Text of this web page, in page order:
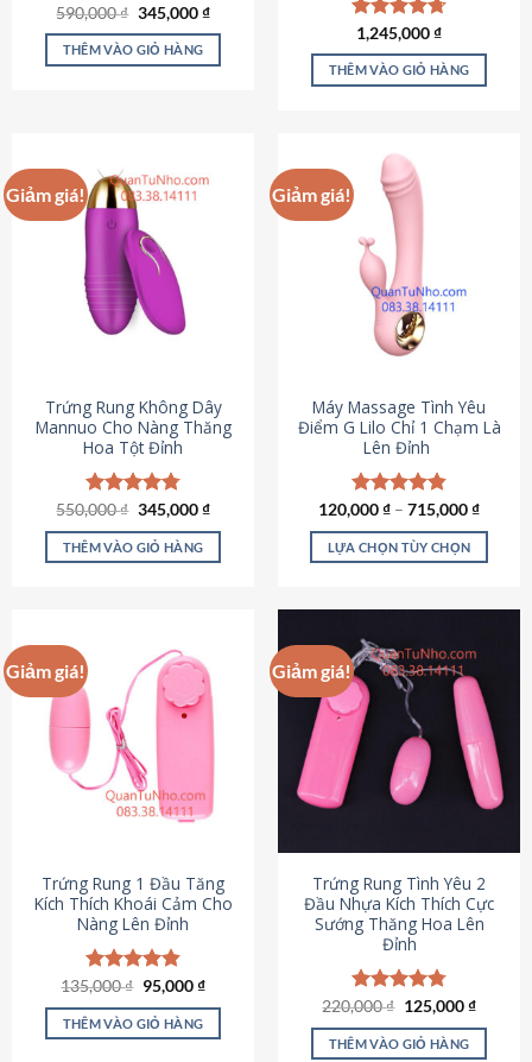
Được xếp
hạng4.79
5 sao
590,000₫ Giá
là:
590,000 ₫.
345,000₫Giá
tại
345,000 ₫.
THÊM VÀO GIỎ HÀNG
Được xếp
hạng4.73
5 sao
1,245,000₫
THÊM VÀO GIỎ HÀNG
Giảm giá!
Trứng Rung Không Dây
Mannuo Cho Nàng Thăng
Hoa Tột Đỉnh
Được xếp
hạng4.81
5 sao
550,000₫ Giá
là:
550,000 ₫.
345,000₫Giá
tại
THÊM VÀO GIỎ HÀNG
Giảm giá!
Máy Massage Tình Yêu
Điểm G Lilo Chỉ 1 Chạm Là
Lên Đỉnh
Được xếp
hạng4.85
5 sao
120,000₫ – 715,000₫
LỰA CHỌN TÙY CHỌN
có
nhiều
biến
thể.
Các
tùy
chọn
được
chọn
trên
trang
sản
phẩm
Giảm giá!
Trứng Rung 1 Đầu Tăng
Kích Thích Khoái Cảm Cho
Nàng Lên Đỉnh
Được xếp
hạng4.87
5 sao
135,000₫ Giá
gốc
là:
135,000 ₫.
95,000₫Giá
tại
THÊM VÀO GIỎ HÀNG
Giảm giá!
Trứng Rung Tình Yêu 2
Đầu Nhựa Kích Thích Cực
Sướng Thăng Hoa Lên
Đỉnh
Được xếp
hạng4.79
5 sao
220,000₫ Giá
là:
220,000 ₫.
125,000₫Giá
tại
THÊM VÀO GIỎ HÀNG